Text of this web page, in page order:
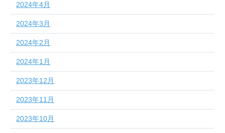
2024年4月
2024年3月
2024年2月
2024年1月
2023年12月
2023年11月
2023年10月